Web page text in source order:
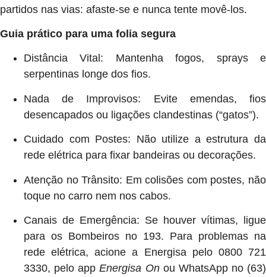
partidos nas vias: afaste-se e nunca tente movê-los.
Guia prático para uma folia segura
Distância Vital: Mantenha fogos, sprays e
serpentinas longe dos fios.
Nada de Improvisos: Evite emendas, fios
desencapados ou ligações clandestinas (“gatos”).
Cuidado com Postes: Não utilize a estrutura da
rede elétrica para fixar bandeiras ou decorações.
Atenção no Trânsito: Em colisões com postes, não
toque no carro nem nos cabos.
Canais de Emergência: Se houver vítimas, ligue
para os Bombeiros no 193. Para problemas na
rede elétrica, acione a Energisa pelo 0800 721
3330, pelo appEnergisa Onou WhatsApp no (63)